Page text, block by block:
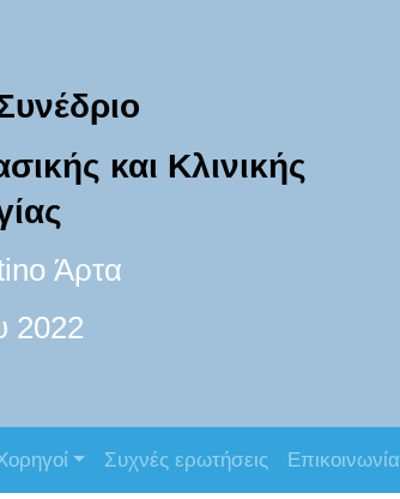
και Κλινικής
Άρτα
2022
Συχνές ερωτήσεις Επικοινωνία